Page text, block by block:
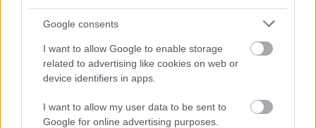
Google consents
I want to allow Google to enable storage
related to advertising like cookies on web or
device identifiers in apps.
I want to allow my user data to be sent to
Google for online advertising purposes.
Mi a véleményed arról, hogy Liam Neeson visszavonul
az akcióműfajtól?
Oszd meg ezt a posztot: